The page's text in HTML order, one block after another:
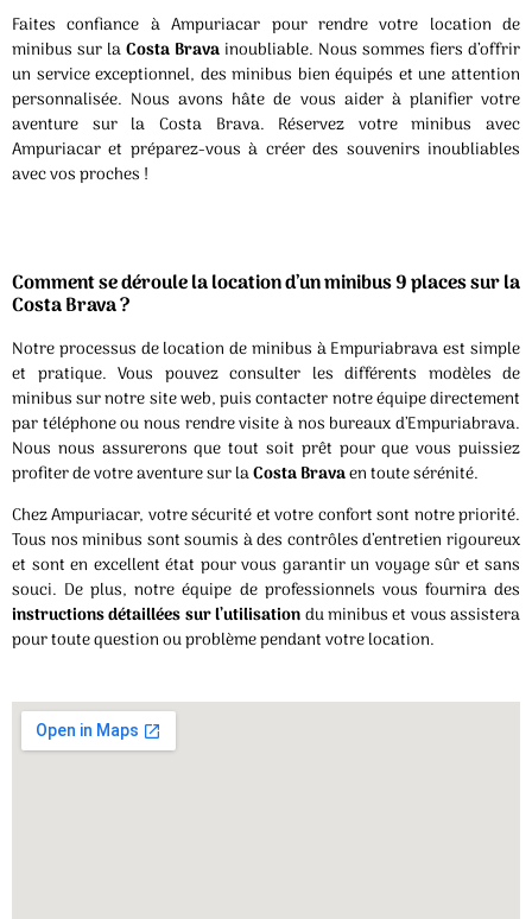
Faites confiance à Ampuriacar pour rendre votre location de
minibus sur laCosta Brava inoubliable. Nous sommes fiers d’offrir
un service exceptionnel, des minibus bien équipés et une attention
personnalisée. Nous avons hâte de vous aider à planifier votre
aventure sur la Costa Brava. Réservez votre minibus avec
Ampuriacar et préparez-vous à créer des souvenirs inoubliables
avec vos proches !
Comment se déroule la location d’un minibus 9 places sur la
Costa Brava ?
Notre processus de location de minibus à Empuriabrava est simple
et pratique. Vous pouvez consulter les différents modèles de
minibus sur notre site web, puis contacter notre équipe directement
par téléphone ou nous rendre visite à nos bureaux d’Empuriabrava.
Nous nous assurerons que tout soit prêt pour que vous puissiez
profiter de votre aventure sur laCosta Bravaen toute sérénité.
Chez Ampuriacar, votre sécurité et votre confort sont notre priorité.
Tous nos minibus sont soumis à des contrôles d’entretien rigoureux
et sont en excellent état pour vous garantir un voyage sûr et sans
souci. De plus, notre équipe de professionnels vous fournira des
instructions détaillées sur l’utilisationdu minibus et vous assistera
pour toute question ou problème pendant votre location.